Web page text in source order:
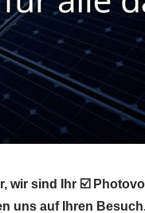
wir sind Ihr ☑️
uns auf Ihren